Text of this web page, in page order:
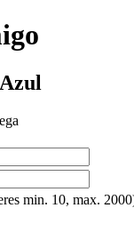
min. 10, max.